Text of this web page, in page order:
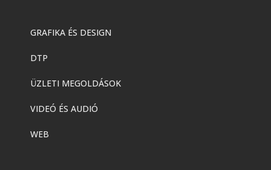
GRAFIKA ÉS DESIGN
DTP
ÜZLETI MEGOLDÁSOK
VIDEÓ ÉS AUDIÓ
WEB